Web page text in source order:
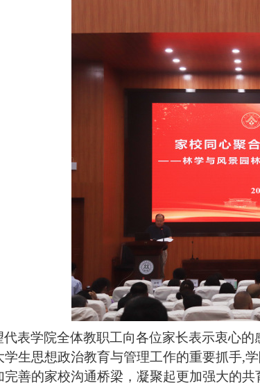
代表学院全体教职工向各位家长表示衷心
学生思想政治教育与管理工作的重要抓手,
完善的家校沟通桥梁，凝聚起更加强大的